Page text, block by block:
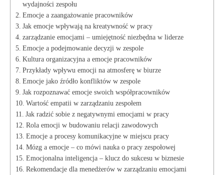
wydajności zespołu
Emocje a zaangażowanie pracowników
Jak emocje wpływają na kreatywność w pracy
zarządzanie emocjami – umiejętność niezbędna w liderze
Emocje a podejmowanie decyzji w zespole
Kultura organizacyjna a emocje pracowników
Przykłady wpływu emocji na atmosferę w biurze
Emocje jako źródło konfliktów w zespole
Jak rozpoznawać emocje swoich współpracowników
Wartość empatii w zarządzaniu zespołem
Jak radzić sobie z negatywnymi emocjami w pracy
Rola emocji w budowaniu relacji zawodowych
Emocje a procesy komunikacyjne w miejscu pracy
Mózg a emocje – co mówi nauka o pracy zespołowej
Emocjonalna inteligencja – klucz do sukcesu w biznesie
Rekomendacje dla menedżerów w zarządzaniu emocjami